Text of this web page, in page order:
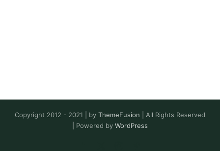
Copyright 2012 - 2021 | by ThemeFusion | All Rights Reserved
| Powered by WordPress